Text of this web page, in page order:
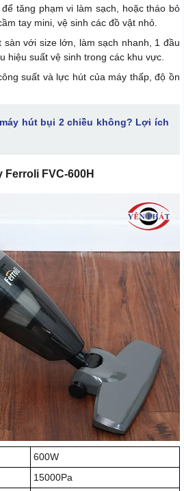
tăng phạm vi làm sạch, hoặc tháo bỏ
tay mini, vệ sinh các đồ vật nhỏ.
với size lớn, làm sạch nhanh, 1 đầu
hiệu suất vệ sinh trong các khu vực.
suất và lực hút của máy thấp, độ ồn
hút bụi 2 chiều không? Lợi ích
Ferroli FVC-600H
600W
15000Pa